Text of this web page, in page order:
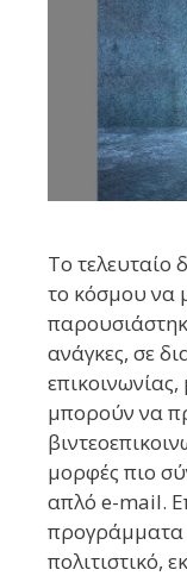
Το τελευταίο
το κόσμου να
ανάγκες, σε
επικοινωνίας,
μπορούν να
μορφές πιο
απλό e-mail.
προγράμματα
πολιτιστικό,